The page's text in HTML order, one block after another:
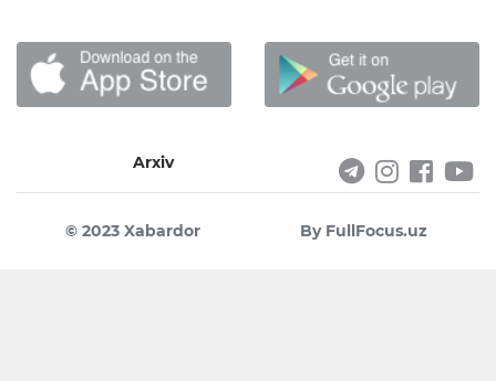
Arxiv
© 2023 Xabardor By FullFocus.uz